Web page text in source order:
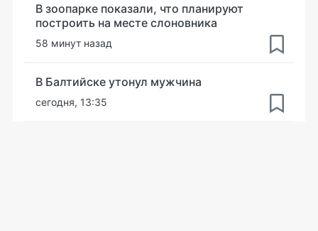
В зоопарке показали, что планируют
построить на месте слоновника
58 минут назад
В Балтийске утонул мужчина
сегодня, 13:35